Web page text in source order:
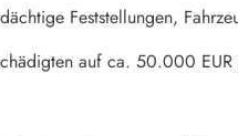
Feststellungen,
auf ca. 50.000 EUR